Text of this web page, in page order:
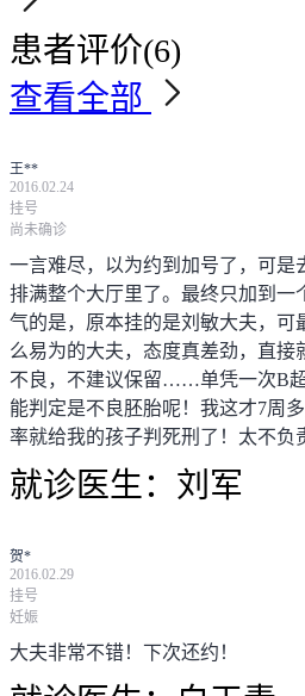
患者评价(6)
查看全部
王**
2016.02.24
挂号
尚未确诊
一言难尽，以为约到加号了，可是
排满整个大厅里了。最终只加到一
气的是，原本挂的是刘敏大夫，可
么易为的大夫，态度真差劲，直接
不良，不建议保留……单凭一次B
能判定是不良胚胎呢！我这才7周
率就给我的孩子判死刑了！太不负
就诊医生： 刘军
贺*
2016.02.29
挂号
妊娠
大夫非常不错！下次还约！